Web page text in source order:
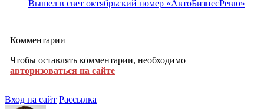
Вышел в свет октябрьский номер «АвтоБизнесРевю»
Комментарии
Чтобы оставлять комментарии, необходимо
авторизоваться на сайте
Вход на сайт Рассылка